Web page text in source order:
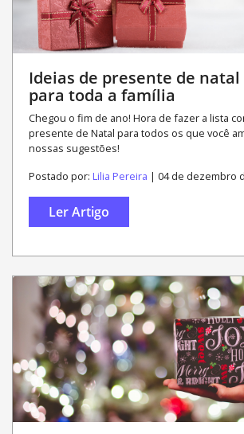
Ideias de presente de
para toda a família
Chegou o fim de ano! Hora de fazer a lista
presente de Natal para todos os que você
nossas sugestões!
Postado por: Lilia Pereira | 04 de dezembro
Ler Artigo